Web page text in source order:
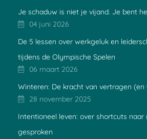
Je schaduw is niet je vijand. Je bent
04 juni 2026
De 5 lessen over werkgeluk en
tijdens de Olympische Spelen
06 maart 2026
Winteren: De kracht van vertragen (en
28 november 2025
Intentioneel leven: over shortcuts naar
gesproken